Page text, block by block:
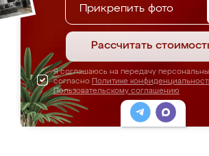
Прикрепить фото
Рассчитать
Я соглашаюсь на передачу
согласно Политике
Пользовательскому соглашению